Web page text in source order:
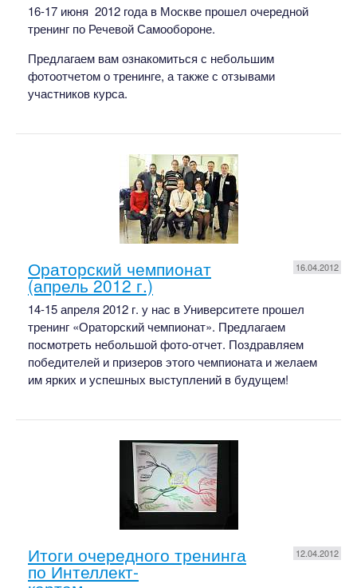
16-17 июня 2012 года в Москве прошел очередной
тренинг по Речевой Самообороне.
Предлагаем вам ознакомиться с небольшим
фотоотчетом о тренинге, а также с отзывами
участников курса.
Ораторский чемпионат
(апрель 2012 г.)
16.04.2012
14-15 апреля 2012 г. у нас в Университете прошел
тренинг «Ораторский чемпионат». Предлагаем
посмотреть небольшой фото-отчет. Поздравляем
победителей и призеров этого чемпионата и желаем
им ярких и успешных выступлений в будущем!
Итоги очередного тренинга
по Интеллект-
12.04.2012